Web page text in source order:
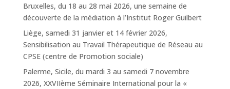
Bruxelles, du 18 au 28 mai 2026, une semaine de
découverte de la médiation à l’Institut Roger Guilbert
Liège, samedi 31 janvier et 14 février 2026,
Sensibilisation au Travail Thérapeutique de Réseau au
CPSE (centre de Promotion sociale)
Palerme, Sicile, du mardi 3 au samedi 7 novembre
2026, XXVIIème Séminaire International pour la «